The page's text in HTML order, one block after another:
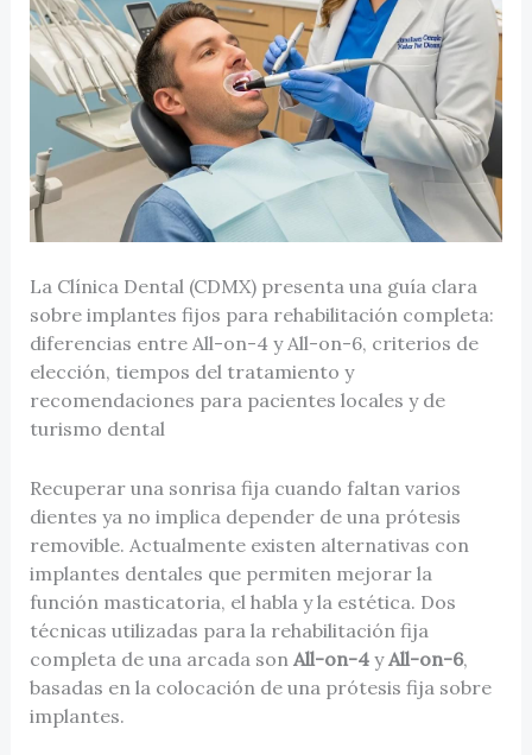
La Clínica Dental (CDMX) presenta una guía clara
sobre implantes fijos para rehabilitación completa:
diferencias entre All-on-4 y All-on-6, criterios de
elección, tiempos del tratamiento y
recomendaciones para pacientes locales y de
turismo dental
Recuperar una sonrisa fija cuando faltan varios
dientes ya no implica depender de una prótesis
removible. Actualmente existen alternativas con
implantes dentales que permiten mejorar la
función masticatoria, el habla y la estética. Dos
técnicas utilizadas para la rehabilitación fija
completa de una arcada son All-on-4yAll-on-6,
basadas en la colocación de una prótesis fija sobre
implantes.